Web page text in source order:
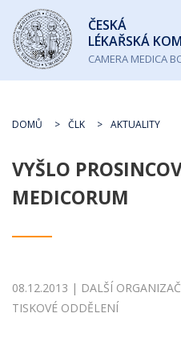
Česká
lékařská
komora
ČESKÁ
LÉKAŘSKÁ
CAMERA MEDICA
DOMŮ ČLK AKTUALITY
VYŠLO
MEDICORUM
08.12.2013 | DALŠÍ
TISKOVÉ ODDĚLENÍ